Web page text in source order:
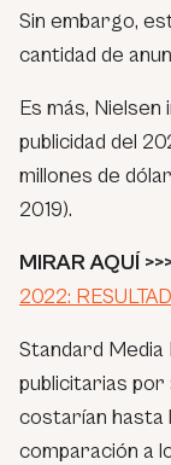
Sin embargo,
cantidad de
Es más,
publicidad del
millones de
2019).
MIRAR AQUÍ
2022:
Standard Media
publicitarias por
costarían hasta
comparación a